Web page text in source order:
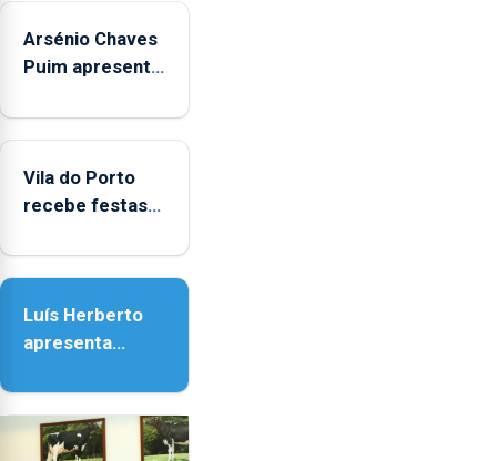
Arsénio Chaves
Puim apresenta
Biblioteca de
Vila do Porto
recebe festas
Nossa Senhora
Luís Herberto
apresenta
Paisagem’